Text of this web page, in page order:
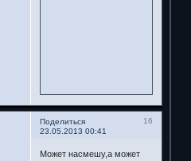
Поделиться
16
23.05.2013 00:41
Может насмешу,а может